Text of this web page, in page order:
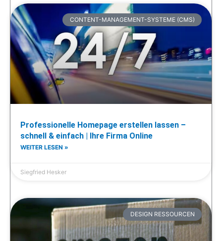
CONTENT-MANAGEMENT-SYSTEME (CMS)
Professionelle Homepage erstellen lassen –
schnell & einfach | Ihre Firma Online
WEITER LESEN »
Siegfried Hesker
DESIGN RESSOURCEN